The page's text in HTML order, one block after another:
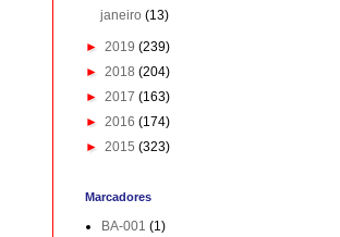
janeiro(13)
► 2019 (239)
► 2018 (204)
► 2017 (163)
► 2016 (174)
► 2015 (323)
Marcadores
BA-001 (1)